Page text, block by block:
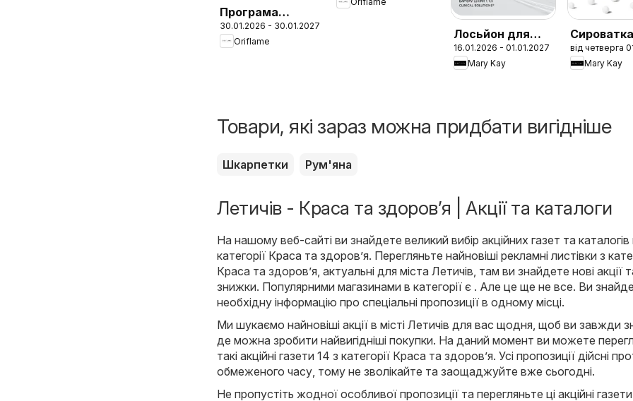
Програма
винагороди для
Учасників
30.01.2026 - 30.01.2027
Oriflame
Партнерів
Лосьйон для
відновлення
захисного
Solutions
16.01.2026 - 01.01.2027
Mary Kay
Сироватка
Ретинол
Clinical
від четверга
Mary Kay
Товари, які зараз можна придбати вигідніше
Шкарпетки Рум'яна
Летичів - Краса та здоров’я | Акції та каталоги
На нашому веб-сайті ви знайдете великий вибір акційних газет та каталогів
категорії Краса та здоров’я. Перегляньте найновіші рекламні листівки з
Краса та здоров’я, актуальні для міста Летичів, там ви знайдете нові акції
знижки. Популярними магазинами в категорії є . Але це ще не все. Ви
необхідну інформацію про спеціальні пропозиції в одному місці.
Ми шукаємо найновіші акції в місті Летичів для вас щодня, щоб ви завжди
де можна зробити найвигідніші покупки. На даний момент ви можете
такі акційні газети 14 з категорії Краса та здоров’я. Усі пропозиції дійсні
обмеженого часу, тому не зволікайте та заощаджуйте вже сьогодні.
Не пропустіть жодної особливої пропозиції та перегляньте ці акційні газети